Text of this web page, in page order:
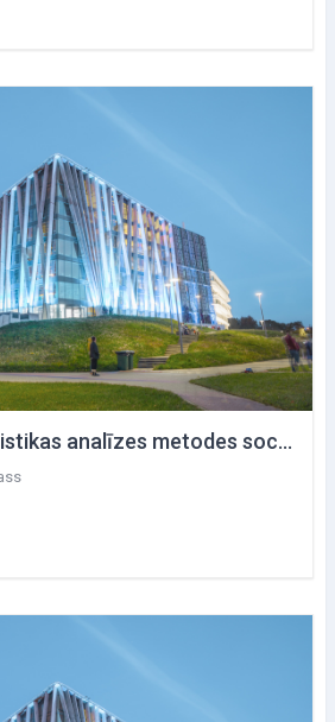
SDSKB176 : Statistikas analīzes metodes socioloģiskajos pētījumos